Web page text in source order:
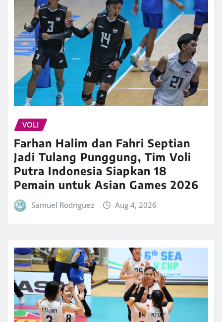
VOLI
Farhan Halim dan Fahri Septian
Jadi Tulang Punggung, Tim Voli
Putra Indonesia Siapkan 18
Pemain untuk Asian Games 2026
Samuel Rodriguez Aug 4, 2026